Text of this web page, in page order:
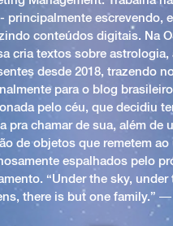
principalmente escrevendo,
conteúdos digitais. Na
cria textos sobre astrologia,
desde 2018, trazendo
para o blog
pelo céu, que decidiu
pra chamar de sua, além de
de objetos que remetem ao
espalhados pelo
“Under the sky, under
there is but one family.”